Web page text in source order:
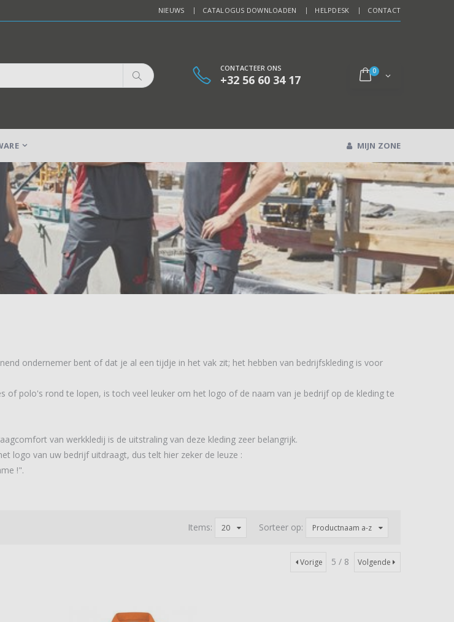
NIEUWS CATALOGUS DOWNLOADEN HELPDESK CONTACT
CONTACTEER ONS
+32 56 60 34 17
0
MIJN ZONE
ondernemer bent of dat je al een tijdje in het vak zit; het hebben van bedrijfskleding is voor
of polo's rond te lopen, is toch veel leuker om het logo of de naam van je bedrijf op de kleding te
van werkkledij is de uitstraling van deze kleding zeer belangrijk.
logo van uw bedrijf uitdraagt, dus telt hier zeker de leuze :
!".
Sorteer op: Productnaam a-z
Items: 20
Vorige 5 / 8 Volgende